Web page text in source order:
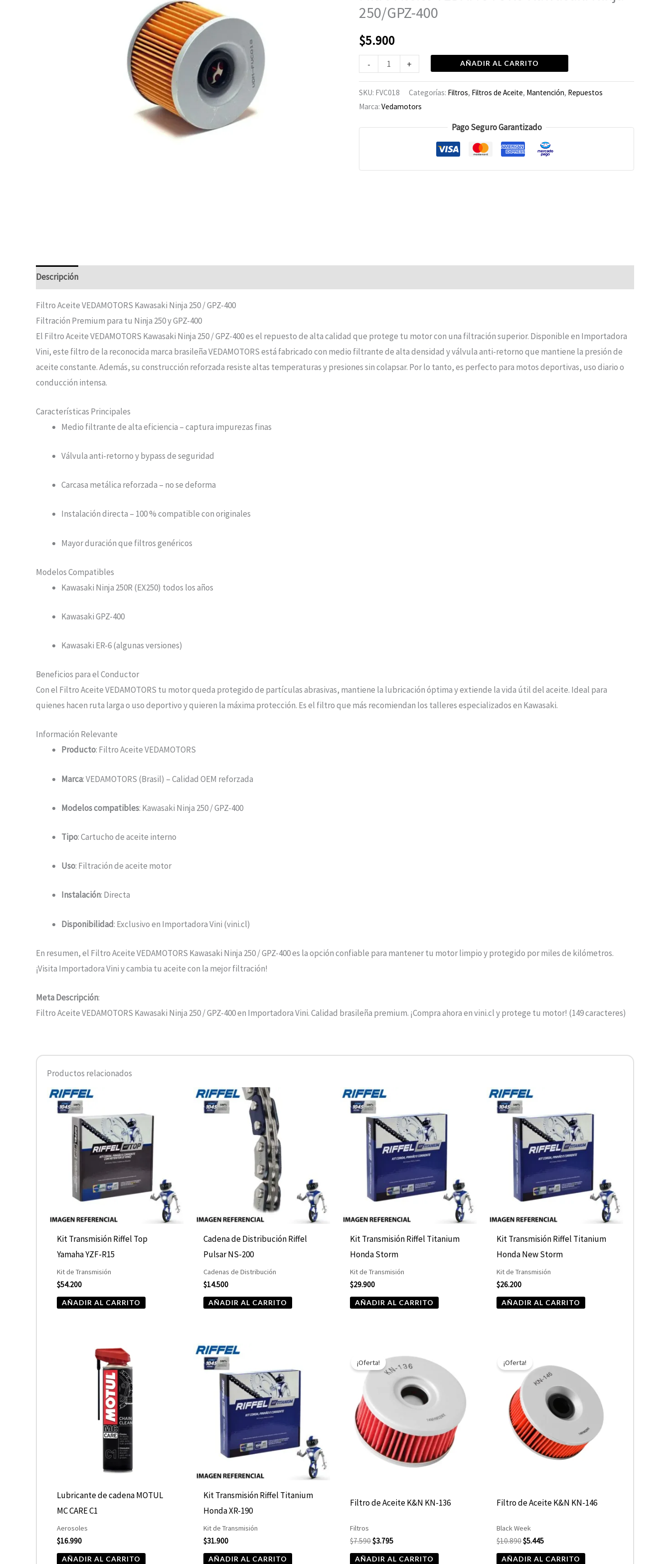
250/GPZ-400
$5.900
-
250/GPZ-
cantidad
+ AÑADIR AL CARRITO
SKU: FVC018 Categorías: Filtros, Filtros de Aceite, Mantención, Repuestos
Marca: Vedamotors
Pago Seguro Garantizado
Descripción
Filtro Aceite VEDAMOTORS Kawasaki Ninja 250 / GPZ-400
Filtración Premium para tu Ninja 250 y GPZ-400
El Filtro Aceite VEDAMOTORS Kawasaki Ninja 250 / GPZ-400 es el repuesto de alta calidad que protege tu motor con una filtración superior. Disponible en Importadora
Vini, este filtro de la reconocida marca brasileña VEDAMOTORS está fabricado con medio filtrante de alta densidad y válvula anti-retorno que mantiene la presión de
aceite constante. Además, su construcción reforzada resiste altas temperaturas y presiones sin colapsar. Por lo tanto, es perfecto para motos deportivas, uso diario o
conducción intensa.
Características Principales
Medio filtrante de alta eficiencia – captura impurezas finas
Válvula anti-retorno y bypass de seguridad
Carcasa metálica reforzada – no se deforma
Instalación directa – 100 % compatible con originales
Mayor duración que filtros genéricos
Modelos Compatibles
Kawasaki Ninja 250R (EX250) todos los años
Kawasaki GPZ-400
Kawasaki ER-6 (algunas versiones)
Beneficios para el Conductor
Con el Filtro Aceite VEDAMOTORS tu motor queda protegido de partículas abrasivas, mantiene la lubricación óptima y extiende la vida útil del aceite. Ideal para
quienes hacen ruta larga o uso deportivo y quieren la máxima protección. Es el filtro que más recomiendan los talleres especializados en Kawasaki.
Información Relevante
Producto: Filtro Aceite VEDAMOTORS
Marca: VEDAMOTORS (Brasil) – Calidad OEM reforzada
Modelos compatibles: Kawasaki Ninja 250 / GPZ-400
Tipo: Cartucho de aceite interno
Uso: Filtración de aceite motor
Instalación: Directa
Disponibilidad: Exclusivo en Importadora Vini (vini.cl)
En resumen, el Filtro Aceite VEDAMOTORS Kawasaki Ninja 250 / GPZ-400 es la opción confiable para mantener tu motor limpio y protegido por miles de kilómetros.
¡Visita Importadora Vini y cambia tu aceite con la mejor filtración!
Meta Descripción:
Filtro Aceite VEDAMOTORS Kawasaki Ninja 250 / GPZ-400 en Importadora Vini. Calidad brasileña premium. ¡Compra ahora en vini.cl y protege tu motor! (149 caracteres)
Productos relacionados
Kit Transmisión Riffel Top
Yamaha YZF-R15
Kit de Transmisión
$54.200
AÑADIR AL CARRITO
Cadena de Distribución Riffel
Pulsar NS-200
Cadenas de Distribución
$14.500
AÑADIR AL CARRITO
Kit Transmisión Riffel Titanium
Honda Storm
Kit de Transmisión
$29.900
AÑADIR AL CARRITO
Kit Transmisión Riffel Titanium
Honda New Storm
Kit de Transmisión
$26.200
AÑADIR AL CARRITO
Lubricante de cadena MOTUL
MC CARE C1
Aerosoles
$16.990
AÑADIR AL CARRITO
Kit Transmisión Riffel Titanium
Honda XR-190
Kit de Transmisión
$31.900
AÑADIR AL CARRITO
¡Oferta!
Filtro de Aceite K&N KN-136
Filtros
$7.590
precio
original
$7.590.
$3.795
precio
actual
es:
$3.795.
AÑADIR AL CARRITO
¡Oferta!
Filtro de Aceite K&N KN-146
Black Week
$10.890
original
era:
$10.890.
$5.445
actual
es:
$5.445.
AÑADIR AL CARRITO